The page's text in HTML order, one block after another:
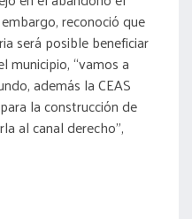
reconoció que
será posible beneficiar
municipio, “vamos a
además la CEAS
la construcción de
al canal derecho”,